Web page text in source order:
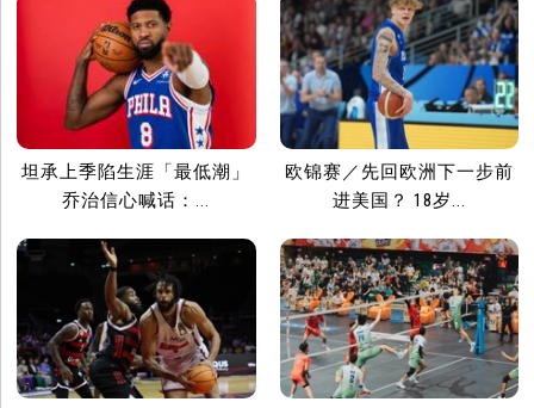
坦承上季陷生涯「最低潮」
乔治信心喊话：...
欧锦赛／先回欧洲下一步前
进美国？ 18岁...